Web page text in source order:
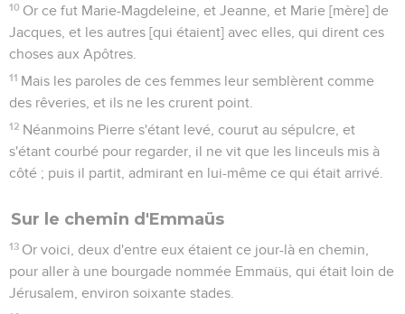
10 Or ce fut Marie-Magdeleine, et Jeanne, et Marie [mère] de
Jacques, et les autres [qui étaient] avec elles, qui dirent ces
choses aux Apôtres.
11 Mais les paroles de ces femmes leur semblèrent comme
des rêveries, et ils ne les crurent point.
12 Néanmoins Pierre s'étant levé, courut au sépulcre, et
s'étant courbé pour regarder, il ne vit que les linceuls mis à
côté ; puis il partit, admirant en lui-même ce qui était arrivé.
Sur le chemin d'Emmaüs
13 Or voici, deux d'entre eux étaient ce jour-là en chemin,
pour aller à une bourgade nommée Emmaüs, qui était loin de
Jérusalem, environ soixante stades.